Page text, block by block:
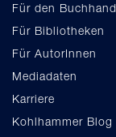
Für den
Für Bibliotheken
Für AutorInnen
Mediadaten
Karriere
Kohlhammer Blog